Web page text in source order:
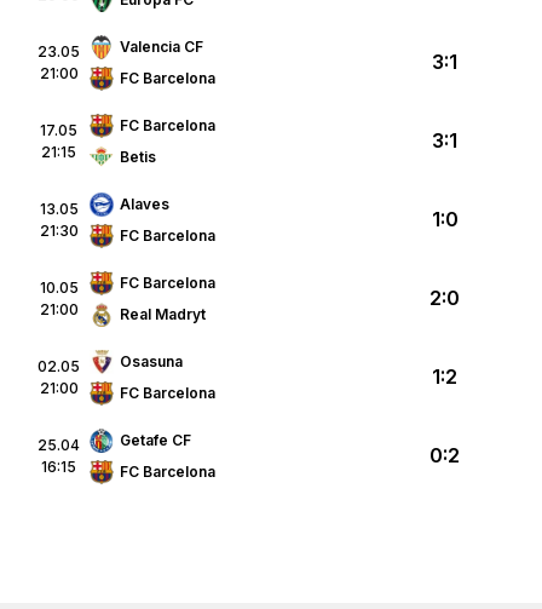
23.05
21:00
Valencia CF
FC Barcelona
3:1
17.05
21:15
FC Barcelona
Betis
3:1
13.05
21:30
Alaves
FC Barcelona
1:0
10.05
21:00
FC Barcelona
Real Madryt
2:0
02.05
21:00
Osasuna
FC Barcelona
1:2
25.04
16:15
Getafe CF
FC Barcelona
0:2